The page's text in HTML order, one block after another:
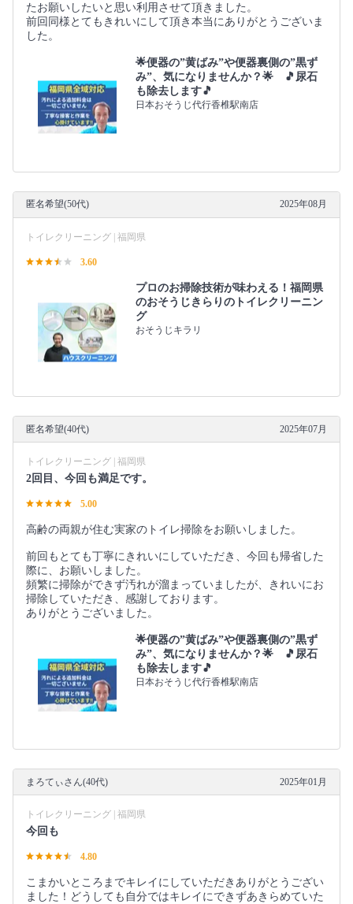
たお願いしたいと思い利用させて頂きました。
前回同様とてもきれいにして頂き本当にありがとうございま
した。
🌟便器の”黄ばみ”や便器裏側の”黒ず
み”、気になりませんか？🌟 🎵尿石
も除去します🎵
日本おそうじ代行香椎駅南店
匿名希望(50代) 2025年08月
トイレクリーニング | 福岡県
3.60
プロのお掃除技術が味わえる！福岡県
のおそうじきらりのトイレクリーニン
グ
おそうじキラリ
匿名希望(40代) 2025年07月
トイレクリーニング | 福岡県
2回目、今回も満足です。
5.00
高齢の両親が住む実家のトイレ掃除をお願いしました。
前回もとても丁寧にきれいにしていただき、今回も帰省した
際に、お願いしました。
頻繁に掃除ができず汚れが溜まっていましたが、きれいにお
掃除していただき、感謝しております。
ありがとうございました。
🌟便器の”黄ばみ”や便器裏側の”黒ず
み”、気になりませんか？🌟 🎵尿石
も除去します🎵
日本おそうじ代行香椎駅南店
まろてぃさん(40代) 2025年01月
トイレクリーニング | 福岡県
今回も
4.80
こまかいところまでキレイにしていただきありがとうござい
ました！どうしても自分ではキレイにできずあきらめていた